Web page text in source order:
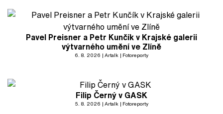
Pavel Preisner a Petr Kunčík v Krajské galerii
výtvarného umění ve Zlíně
6. 8. 2026 Artalk Fotoreporty
Filip Černý v GASK
5. 8. 2026 Artalk Fotoreporty